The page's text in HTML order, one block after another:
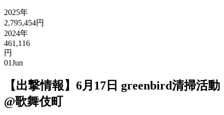
2025年
2,795,454円
2024年
461,116
円
01Jun
【出撃情報】6月17日 greenbird清掃活動
@歌舞伎町